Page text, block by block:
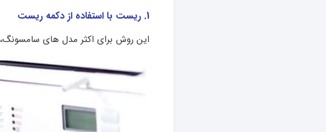
1. ریست با استفاده از دکمه ریست
این روش برای اکثر مدل‌ های